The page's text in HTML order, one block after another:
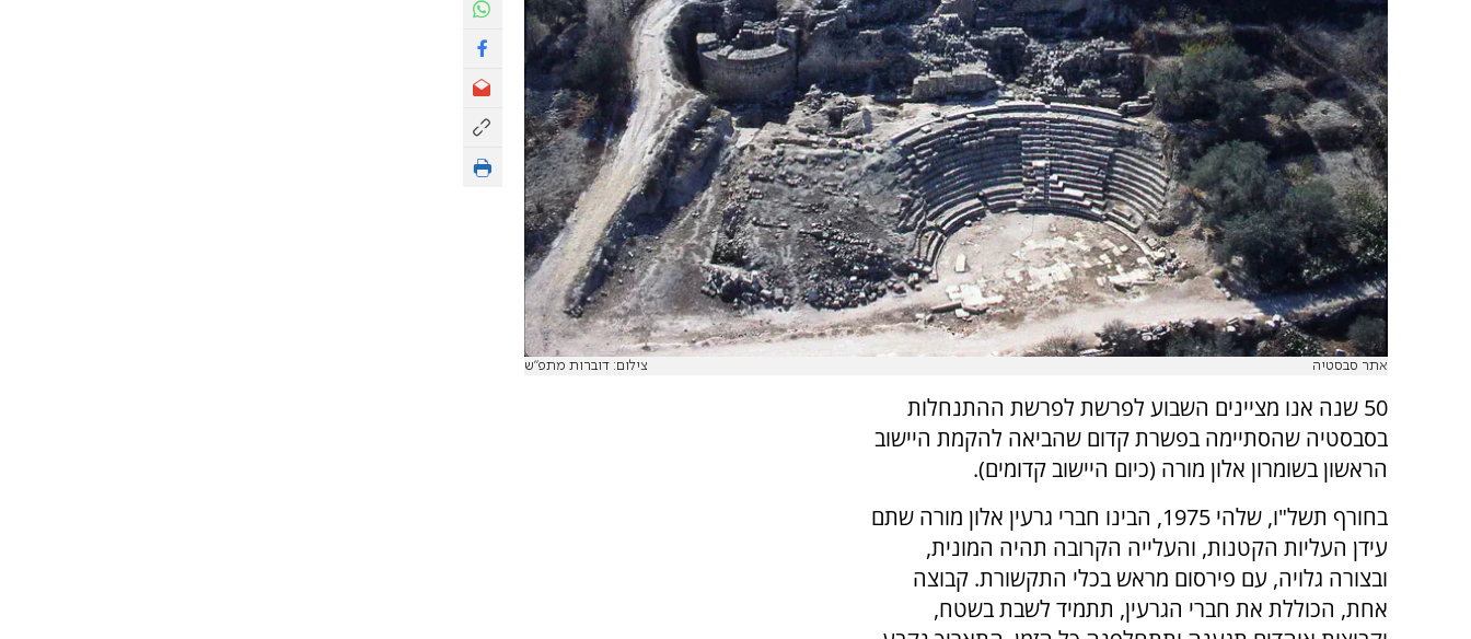
אתר סבסטיה צילום: דוברות מתפ"ש
50 שנה אנו מציינים השבוע לפרשת לפרשת ההתנחלות
בסבסטיה שהסתיימה בפשרת קדום שהביאה להקמת היישוב
הראשון בשומרון אלון מורה (כיום היישוב קדומים).
בחורף תשל"ו, שלהי 1975, הבינו חברי גרעין אלון מורה שתם
עידן העליות הקטנות, והעלייה הקרובה תהיה המונית,
ובצורה גלויה, עם פירסום מראש בכלי התקשורת. קבוצה
אחת, הכוללת את חברי הגרעין, תתמיד לשבת בשטח,